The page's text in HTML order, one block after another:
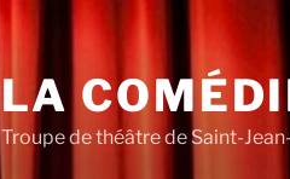
LA
Troupe de théâtre de Saint-